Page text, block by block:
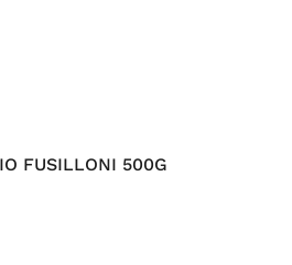
FUSILLONI 500G